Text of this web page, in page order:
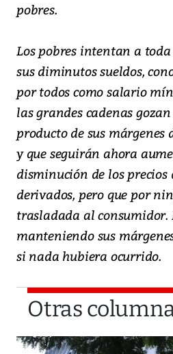
pobres.
Los pobres intentan a
sus diminutos sueldos,
por todos como salario
las grandes cadenas
producto de sus márgenes
y que seguirán ahora
disminución de los precios
derivados, pero que por
trasladada al consumidor.
manteniendo sus
si nada hubiera ocurrido.
Otras